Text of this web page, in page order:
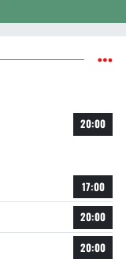
20:00
17:00
20:00
20:00